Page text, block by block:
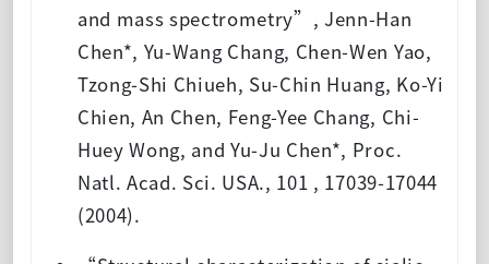
and mass spectrometry”, Jenn-Han
Chen*, Yu-Wang Chang, Chen-Wen Yao,
Tzong-Shi Chiueh, Su-Chin Huang, Ko-Yi
Chien, An Chen, Feng-Yee Chang, Chi-
Huey Wong, and Yu-Ju Chen*, Proc.
Natl. Acad. Sci. USA., 101 , 17039-17044
(2004).